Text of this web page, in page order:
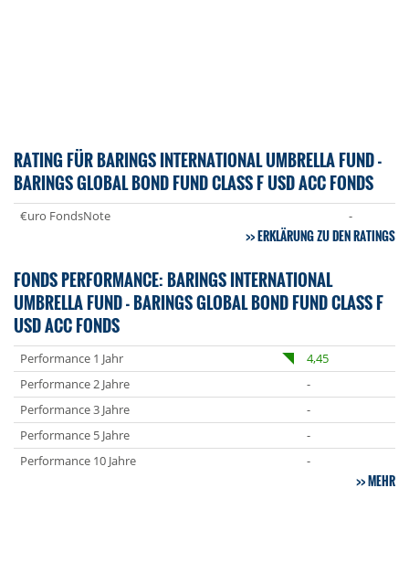
RATING FÜR BARINGS INTERNATIONAL UMBRELLA FUND -
BARINGS GLOBAL BOND FUND CLASS F USD ACC FONDS
€uro FondsNote -
ERKLÄRUNG ZU DEN RATINGS
FONDS PERFORMANCE: BARINGS INTERNATIONAL
UMBRELLA FUND - BARINGS GLOBAL BOND FUND CLASS F
USD ACC FONDS
Performance 1 Jahr
4,45
Performance 2 Jahre
-
Performance 3 Jahre
-
Performance 5 Jahre
-
Performance 10 Jahre
-
MEHR